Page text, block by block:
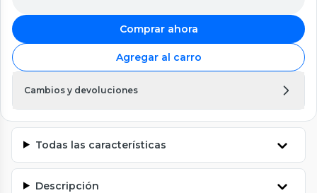
Comprar ahora
Agregar al carro
Cambios y devoluciones
Todas las características
Descripción